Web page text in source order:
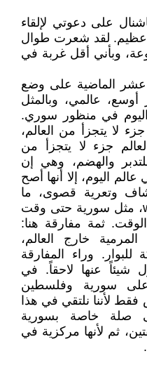
على دعوتي لإلقاء
عظيم. لقد شعرت طوال
وبأني أقل غربة في
الماضية على وضع
عالمي، وبالمثل
في منظور سوري.
لا يتجزأ من العالم،
جزء لا يتجزأ من
والهضم، وهي إن
اليوم، إلا أنها أصح
وتعرية قصوى، ما
سمته حنه آرنت worldlessness، مثل سورية حتى وقت
ثمة مفارقة هنا:
خارج العالم،
للبوار. وراء المفارقة
شيئاً عنها لاحقاً. في
سورية وفلسطين
فقط لأننا نلتقي في هذا
صلة خاصة بسورية
ثم لأنها مركزية في